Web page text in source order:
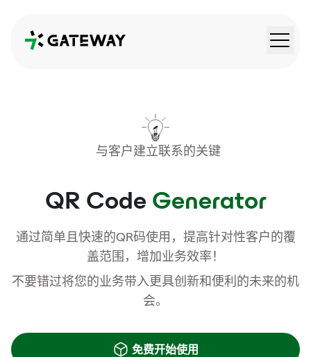
QRGateway
与客户建立联系的关键
QR Code Generator
通过简单且快速的QR码使用，提高针对性客户的覆
盖范围，增加业务效率！
不要错过将您的业务带入更具创新和便利的未来的机
会。
免费开始使用